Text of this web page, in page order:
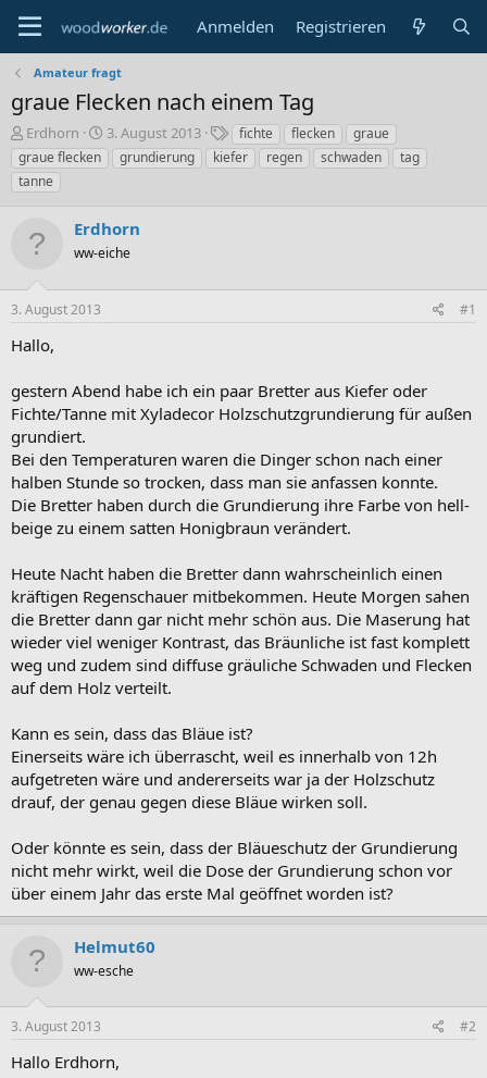
Anmelden Registrieren
Amateur fragt
graue Flecken nach einem Tag
E
r
s
t
r
Erdhorn
E
r
s
l
l
a
3. August 2013
S
c
h
r
fichte flecken
graue
graue flecken
grundierung kiefer regen schwaden
tag
tanne
Erdhorn
ww-eiche
3. August 2013 #1
Hallo,
gestern Abend habe ich ein paar Bretter aus Kiefer oder
Fichte/Tanne mit Xyladecor Holzschutzgrundierung für außen
grundiert.
Bei den Temperaturen waren die Dinger schon nach einer
halben Stunde so trocken, dass man sie anfassen konnte.
Die Bretter haben durch die Grundierung ihre Farbe von hell-
beige zu einem satten Honigbraun verändert.
Heute Nacht haben die Bretter dann wahrscheinlich einen
kräftigen Regenschauer mitbekommen. Heute Morgen sahen
die Bretter dann gar nicht mehr schön aus. Die Maserung hat
wieder viel weniger Kontrast, das Bräunliche ist fast komplett
weg und zudem sind diffuse gräuliche Schwaden und Flecken
auf dem Holz verteilt.
Kann es sein, dass das Bläue ist?
Einerseits wäre ich überrascht, weil es innerhalb von 12h
aufgetreten wäre und andererseits war ja der Holzschutz
drauf, der genau gegen diese Bläue wirken soll.
Oder könnte es sein, dass der Bläueschutz der Grundierung
nicht mehr wirkt, weil die Dose der Grundierung schon vor
über einem Jahr das erste Mal geöffnet worden ist?
Helmut60
ww-esche
3. August 2013 #2
Hallo Erdhorn,